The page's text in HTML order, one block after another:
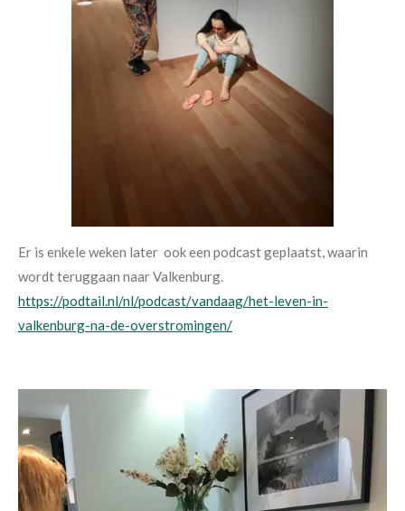
Er is enkele weken later ook een podcast geplaatst, waarin
wordt teruggaan naar Valkenburg.
https://podtail.nl/nl/podcast/vandaag/het-leven-in-
valkenburg-na-de-overstromingen/